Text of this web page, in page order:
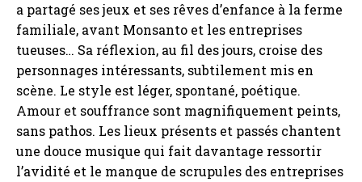
a partagé ses jeux et ses rêves d’enfance à la ferme
familiale, avant Monsanto et les entreprises
tueuses… Sa réflexion, au fil des jours, croise des
personnages intéressants, subtilement mis en
scène. Le style est léger, spontané, poétique.
Amour et souffrance sont magnifiquement peints,
sans pathos. Les lieux présents et passés chantent
une douce musique qui fait davantage ressortir
l’avidité et le manque de scrupules des entreprises